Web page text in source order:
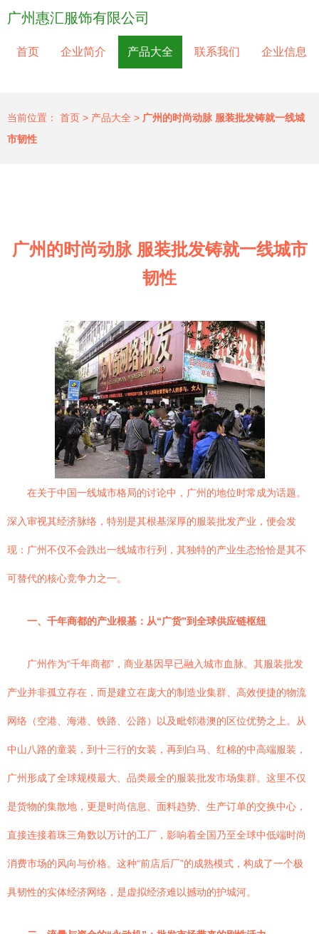
广州惠汇服饰有限公司
首页 企业简介 产品大全 联系我们 企业信息
当前位置： 首页 > 产品大全 > 广州的时尚动脉 服装批发铸就一线城
市韧性
广州的时尚动脉 服装批发铸就一线城市
韧性
在关于中国一线城市格局的讨论中，广州的地位时常成为话题。
深入审视其经济脉络，特别是其根基深厚的服装批发产业，便会发
现：广州不仅不会跌出一线城市行列，其独特的产业生态恰恰是其不
可替代的核心竞争力之一。
一、千年商都的产业根基：从“广货”到全球供应链枢纽
广州作为“千年商都”，商业基因早已融入城市血脉。其服装批发
产业并非孤立存在，而是建立在庞大的制造业集群、高效便捷的物流
网络（空港、海港、铁路、公路）以及毗邻港澳的区位优势之上。从
中山八路的童装，到十三行的女装，再到白马、红棉的中高端服装，
广州形成了全球规模最大、品类最全的服装批发市场集群。这里不仅
是货物的集散地，更是时尚信息、面料趋势、生产订单的交换中心，
直接连接着珠三角数以万计的工厂，影响着全国乃至全球中低端时尚
消费市场的风向与价格。这种“前店后厂”的成熟模式，构成了一个极
具韧性的实体经济网络，是虚拟经济难以撼动的护城河。